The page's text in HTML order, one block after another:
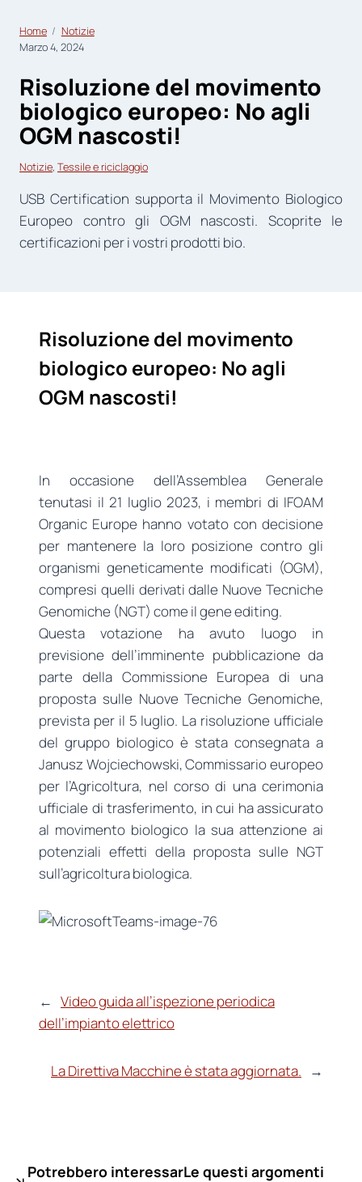
Home
Notizie
Marzo 4, 2024
Risoluzione del movimento
biologico europeo: No agli
OGM nascosti!
Notizie, Tessile e riciclaggio
USB Certification supporta il Movimento Biologico
Europeo contro gli OGM nascosti. Scoprite le
certificazioni per i vostri prodotti bio.
Risoluzione del movimento
biologico europeo: No agli
OGM nascosti!
In occasione dell’Assemblea Generale
tenutasi il 21 luglio 2023, i membri di IFOAM
Organic Europe hanno votato con decisione
per mantenere la loro posizione contro gli
organismi geneticamente modificati (OGM),
compresi quelli derivati dalle Nuove Tecniche
Genomiche (NGT) come il gene editing.
Questa votazione ha avuto luogo in
previsione dell’imminente pubblicazione da
parte della Commissione Europea di una
proposta sulle Nuove Tecniche Genomiche,
prevista per il 5 luglio. La risoluzione ufficiale
del gruppo biologico è stata consegnata a
Janusz Wojciechowski, Commissario europeo
per l’Agricoltura, nel corso di una cerimonia
ufficiale di trasferimento, in cui ha assicurato
al movimento biologico la sua attenzione ai
potenziali effetti della proposta sulle NGT
sull’agricoltura biologica.
← Video guida all’ispezione periodica
dell’impianto elettrico
La Direttiva Macchine è stata aggiornata. →
Potrebbero interessarLe questi argomenti